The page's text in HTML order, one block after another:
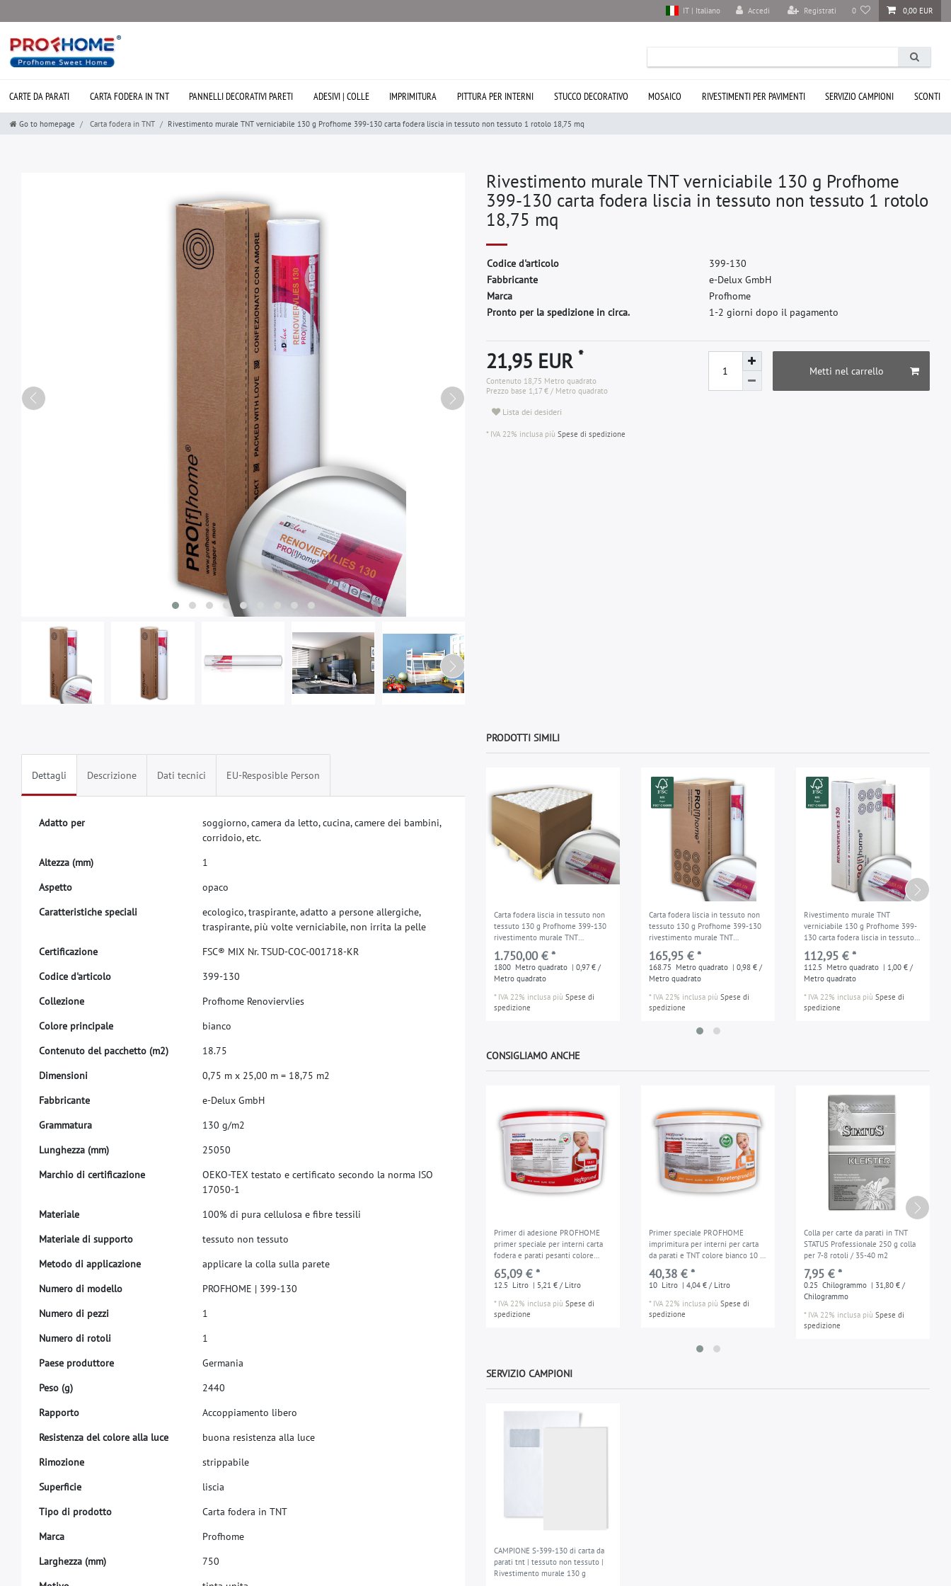
Accedi Registrati 0 0,00 EUR
IT | Italiano
CARTE DA PARATI CARTA FODERA IN TNT PANNELLI DECORATIVI PARETI ADESIVI | COLLE IMPRIMITURA PITTURA PER INTERNI STUCCO DECORATIVO MOSAICO RIVESTIMENTI PER PAVIMENTI SERVIZIO CAMPIONI SCONTI
Go to homepage Carta fodera in TNT Rivestimento murale TNT verniciabile 130 g Profhome 399-130 carta fodera liscia in tessuto non tessuto 1 rotolo 18,75 mq
Rivestimento murale TNT verniciabile 130 g Profhome
399-130 carta fodera liscia in tessuto non tessuto 1 rotolo
18,75 mq
Codice d'articolo 399-130
Fabbricante e-Delux GmbH
Marca Profhome
Pronto per la spedizione in circa.
1-2 giorni dopo il pagamento
21,95 EUR *
Contenuto 18,75 Metro quadrato
Prezzo base 1,17 € / Metro quadrato
Metti nel carrello
Lista dei desideri
* IVA 22% inclusa più Spese di spedizione
Dettagli Descrizione Dati tecnici EU-Resposible Person
Adatto per soggiorno, camera da letto, cucina, camere dei bambini,
corridoio, etc.
Altezza (mm)
1
Aspetto opaco
Caratteristiche speciali ecologico, traspirante, adatto a persone allergiche,
traspirante, più volte verniciabile, non irrita la pelle
Certifcazione FSC® MIX Nr. TSUD-COC-001718-KR
Codice d'articolo 399-130
Collezione Profhome Renoviervlies
Colore principale bianco
Contenuto del pacchetto (m2) 18.75
Dimensioni 0,75 m x 25,00 m = 18,75 m2
Fabbricante e-Delux GmbH
Grammatura 130 g/m2
Lunghezza (mm) 25050
Marchio di certifcazione OEKO-TEX testato e certifcato secondo la norma ISO
17050-1
Materiale 100% di pura cellulosa e fbre tessili
Materiale di supporto tessuto non tessuto
Metodo di applicazione applicare la colla sulla parete
Numero di modello PROFHOME | 399-130
Numero di pezzi
1
Numero di rotoli
1
Paese produttore Germania
Peso (g) 2440
Rapporto Accoppiamento libero
Resistenza del colore alla luce buona resistenza alla luce
Rimozione strippabile
Superfcie liscia
Tipo di prodotto Carta fodera in TNT
Marca Profhome
Larghezza (mm) 750
PRODOTTI SIMILI
Carta fodera liscia in tessuto non
tessuto 130 g Profhome 399-130
rivestimento murale TNT
verniciabile 96 rotoli 1800 mq
1.750,00 € *
1800 Metro quadrato | 0,97 € /
Metro quadrato
* IVA 22% inclusa piùSpese di
spedizione
Carta fodera liscia in tessuto non
tessuto 130 g Profhome 399-130
rivestimento murale TNT
verniciabile 9 rotoli 168,75
165,95 € *
168.75 Metro quadrato | 0,98 € /
Metro quadrato
* IVA 22% inclusa piùSpese di
spedizione
Rivestimento murale TNT
verniciabile 130 g Profhome 399-
130 carta fodera liscia in tessuto
non tessuto 6 rotoli 112,50 mq
112,95 € *
112.5 Metro quadrato | 1,00 € /
Metro quadrato
* IVA 22% inclusa piùSpese di
spedizione
CONSIGLIAMO ANCHE
Primer di adesione PROFHOME
primer speciale per interni carta
fodera e parati pesanti colore
bianco 12,5 l max. 83 - 104 m2
65,09 € *
12.5 Litro | 5,21 € / Litro
* IVA 22% inclusa piùSpese di
spedizione
Primer speciale PROFHOME
imprimitura per interni per carta
da parati e TNT colore bianco 10 l
max. 100 m2
40,38 € *
10 Litro | 4,04 € / Litro
* IVA 22% inclusa piùSpese di
spedizione
Colla per carte da parati in TNT
STATUS Professionale 250 g colla
per 7-8 rotoli / 35-40 m2
7,95 € *
0.25 Chilogrammo | 31,80 € /
Chilogrammo
* IVA 22% inclusa piùSpese di
spedizione
SERVIZIO CAMPIONI
CAMPIONE S-399-130 di carta da
parati tnt | tessuto non tessuto |
Rivestimento murale 130 g